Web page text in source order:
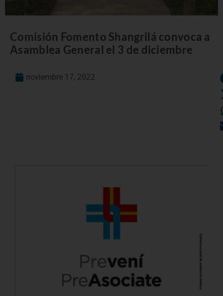
Comisión Fomento Shangrilá convoca a
Asamblea General el 3 de diciembre
noviembre 17, 2022